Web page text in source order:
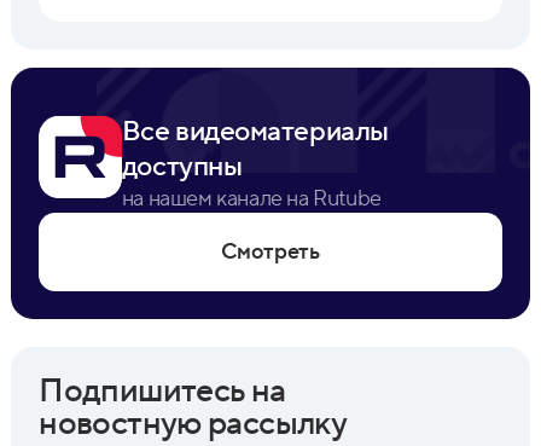
Все видеоматериалы
доступны
на нашем канале на Rutube
Смотреть
Подпишитесь на
новостную рассылку